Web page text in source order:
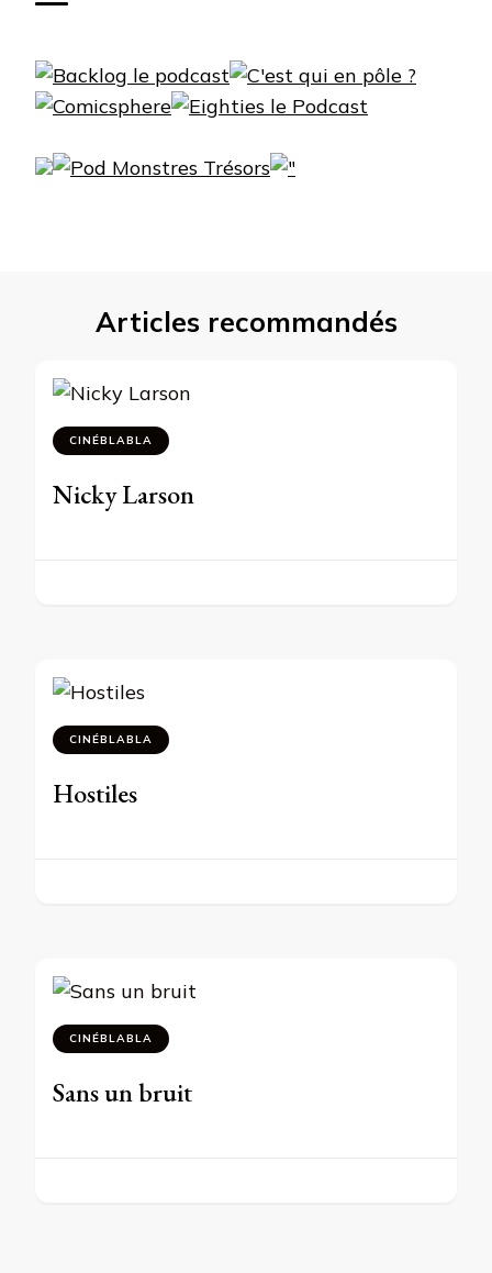
Articles recommandés
CINÉBLABLA
Nicky Larson
CINÉBLABLA
Hostiles
CINÉBLABLA
Sans un bruit